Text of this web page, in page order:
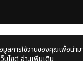
มูลการใช้งานของคุณเพื่อนำม
บไซต์อ่านเพิ่มเติม